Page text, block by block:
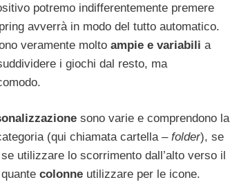
potremo indifferentemente premere
avverrà in modo del tutto automatico.
veramente molto ampie e variabili a
i giochi dal resto, ma
sono varie e comprendono la
(qui chiamata cartella – folder), se
utilizzare lo scorrimento dall’alto verso il
colonne utilizzare per le icone.